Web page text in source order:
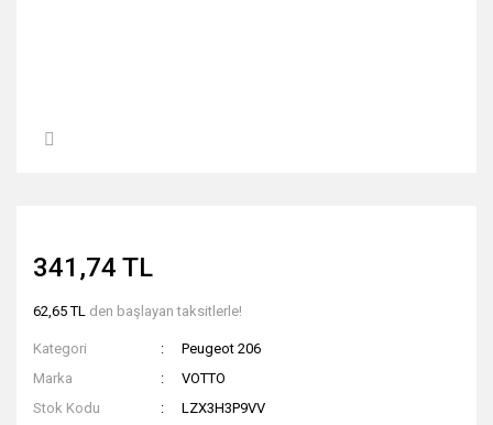
341,74 TL
62,65 TL den başlayan taksitlerle!
Kategori
Peugeot 206
Marka
VOTTO
Stok Kodu
LZX3H3P9VV